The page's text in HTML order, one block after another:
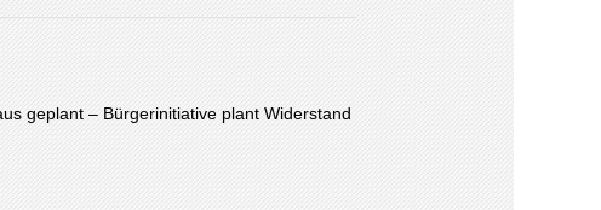
geplant – Bürgerinitiative plant Widerstand